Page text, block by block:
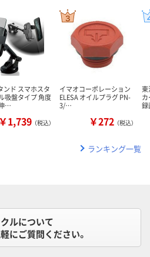
ンド スマホスタ
吸盤タイプ 角度
…
￥1,739 （税込）
イマオコーポレーション
ELESA オイルプラグ PN-
3/…
￥272 （税込）
東
ランキング一覧
ルについて
にご質問ください。